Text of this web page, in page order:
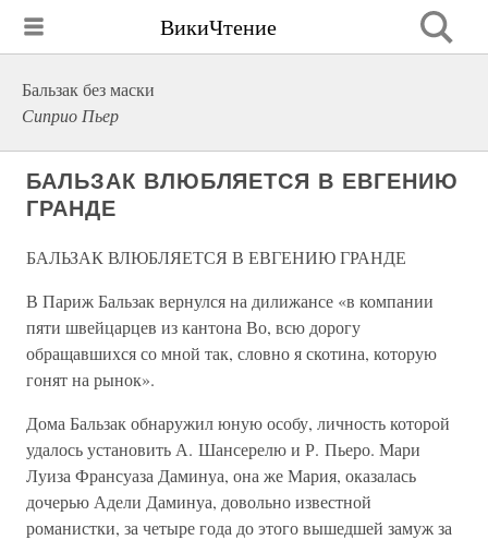
ВикиЧтение
Бальзак без маски
Сиприо Пьер
БАЛЬЗАК ВЛЮБЛЯЕТСЯ В ЕВГЕНИЮ
ГРАНДЕ
БАЛЬЗАК ВЛЮБЛЯЕТСЯ В ЕВГЕНИЮ ГРАНДЕ
В Париж Бальзак вернулся на дилижансе «в компании
пяти швейцарцев из кантона Во, всю дорогу
обращавшихся со мной так, словно я скотина, которую
гонят на рынок».
Дома Бальзак обнаружил юную особу, личность которой
удалось установить А. Шансерелю и Р. Пьеро. Мари
Луиза Франсуаза Даминуа, она же Мария, оказалась
дочерью Адели Даминуа, довольно известной
романистки, за четыре года до этого вышедшей замуж за